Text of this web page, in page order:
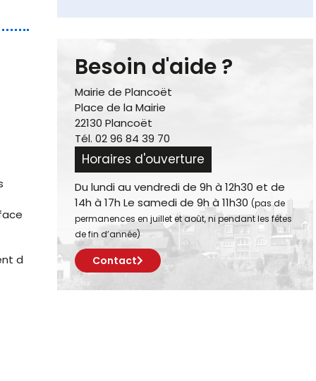
d
Besoin d'aide ?
Mairie de Plancoët
Place de la Mairie
22130 Plancoët
Tél. 02 96 84 39 70
Horaires d'ouverture
Du lundi au vendredi de 9h à 12h30 et de
14h à 17h Le samedi de 9h à 11h30 (pas de
permanences en juillet et août, ni pendant les fêtes
de fin d’année)
Contact